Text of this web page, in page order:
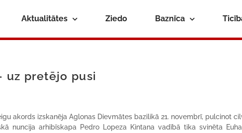
Aktualitātes Ziedo Baznīca
uz pretējo pusi
akords izskanēja Aglonas Dievmātes bazilikā 21. novembrī, pulcinot
nuncija arhibīskapa Pedro Lopeza Kintana vadībā tika svinēta